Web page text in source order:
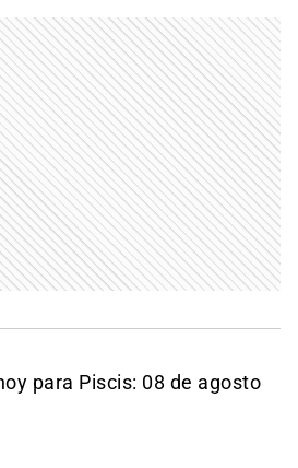
para Piscis: 08 de agosto